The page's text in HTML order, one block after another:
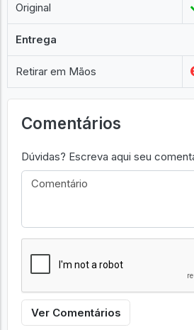
Original
Entrega
Retirar em Mãos
Comentários
Dúvidas? Escreva aqui seu
Ver Comentários